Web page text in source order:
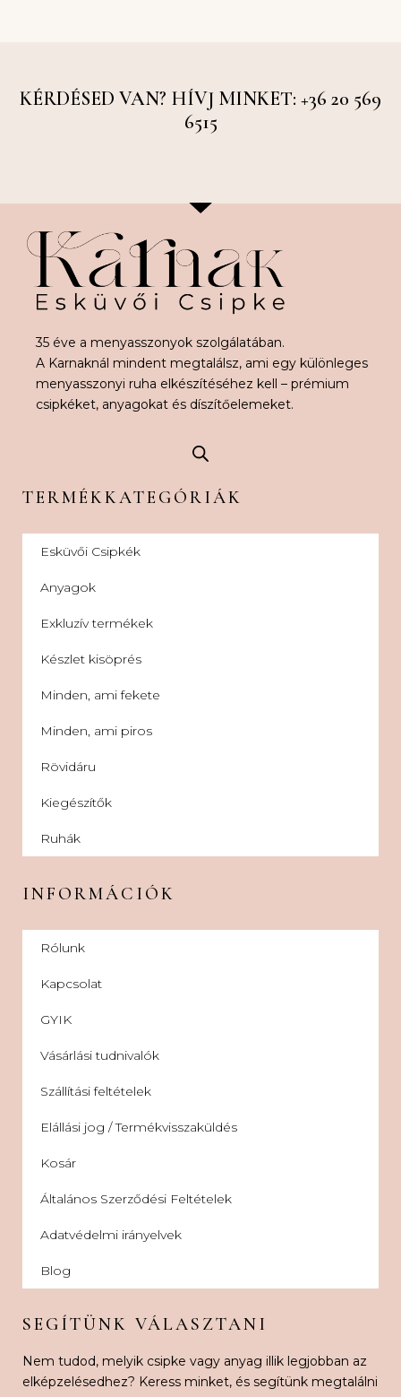
KÉRDÉSED VAN? HÍVJ MINKET: +36 20 569
6515
35 éve a menyasszonyok szolgálatában.
A Karnaknál mindent megtalálsz, ami egy különleges
menyasszonyi ruha elkészítéséhez kell – prémium
csipkéket, anyagokat és díszítőelemeket.
TERMÉKKATEGÓRIÁK
Esküvői Csipkék
Anyagok
Exkluzív termékek
Készlet kisöprés
Minden, ami fekete
Minden, ami piros
Rövidáru
Kiegészítők
Ruhák
INFORMÁCIÓK
Rólunk
Kapcsolat
GYIK
Vásárlási tudnivalók
Szállítási feltételek
Elállási jog / Termékvisszaküldés
Kosár
Általános Szerződési Feltételek
Adatvédelmi irányelvek
Blog
SEGÍTÜNK VÁLASZTANI
Nem tudod, melyik csipke vagy anyag illik legjobban az
elképzelésedhez? Keress minket, és segítünk megtalálni